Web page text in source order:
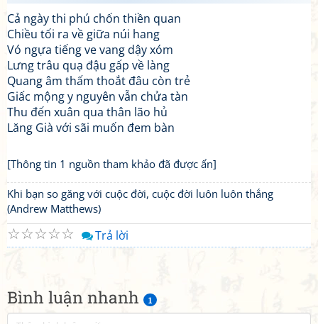
Bình luận nhanh 1
Cả ngày thi phú chốn thiền quan
Chiều tối ra về giữa núi hang
Vó ngựa tiếng ve vang dậy xóm
Lưng trâu quạ đậu gấp về làng
Quang âm thấm thoắt đâu còn trẻ
Giấc mộng y nguyên vẫn chửa tàn
Thu đến xuân qua thân lão hủ
Lăng Già với sãi muốn đem bàn
[Thông tin 1 nguồn tham khảo đã được ẩn]
Khi bạn so găng với cuộc đời, cuộc đời luôn luôn thắng
(Andrew Matthews)
☆
☆
☆
☆
☆ Trả lời